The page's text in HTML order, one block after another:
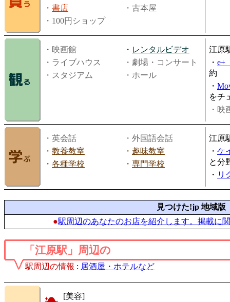
・ 書店
・古本屋
・100円ショップ
・映画館 ・ レンタルビデオ
・ライブハウス
・劇場・コンサート
・スタジアム
・ホール
江原
・ e+
約
・
をチ
・映
・英会話
・外国語会話
・ 教養教室 ・ 趣味教室
・ 各種学校 ・ 専門学校
江原
・ ケ
と分
・ リ
見つけた!jp 地域版
●駅周辺のあなたのお店を紹介します。掲載に
「江原駅」周辺の
駅周辺の情報 : 居酒屋・ホテルなど
[美容]